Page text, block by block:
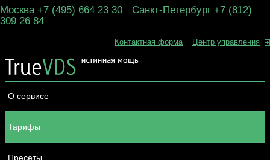
Москва +7 (495) 664 23 30
Санкт-Петербург +7 (812)
309 26 84
Контактная форма Центр управления
О сервисе
Тарифы
Пресеты